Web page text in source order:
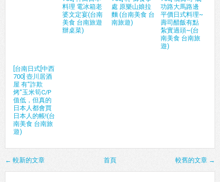
料理 電冰箱老
婆文定宴(台南
美食 台南旅遊
辦桌菜)
處 原樂山娘拉
麵 (台南美食 台
南旅遊)
功路大馬路邊
平價日式料理~
壽司醋飯有點
紮實過頭~(台
南美食 台南旅
遊)
[台南日式[中西
700] 壺川居酒
屋 有"詐欺
烤"玉米筍C/P
值低，但真的
日本人都會買
日本人的帳!(台
南美食 台南旅
遊)
← 較新的文章 較舊的文章 →
首頁